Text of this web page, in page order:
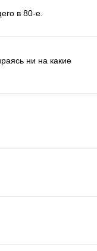
в 80-е.
ни на какие